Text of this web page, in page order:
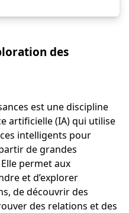
des
est une discipline
artificielle (IA) qui utilise
intelligents pour
de grandes
permet aux
et d’explorer
de découvrir des
des relations et des